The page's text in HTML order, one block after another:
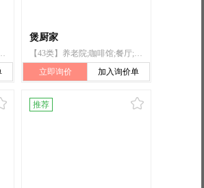
;备办宴席;咖啡馆;自助餐厅;寄宿处;快餐馆
煲厨家
【43类】养老院;咖啡馆;餐厅;饭店;日间托儿所（看孩子）;快餐馆;酒吧服务;帐篷出租;流动饮食供应;茶馆
立即询价
加入询价单
推荐